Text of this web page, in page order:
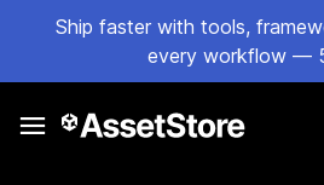
Ship faster with tools,
every workflow —